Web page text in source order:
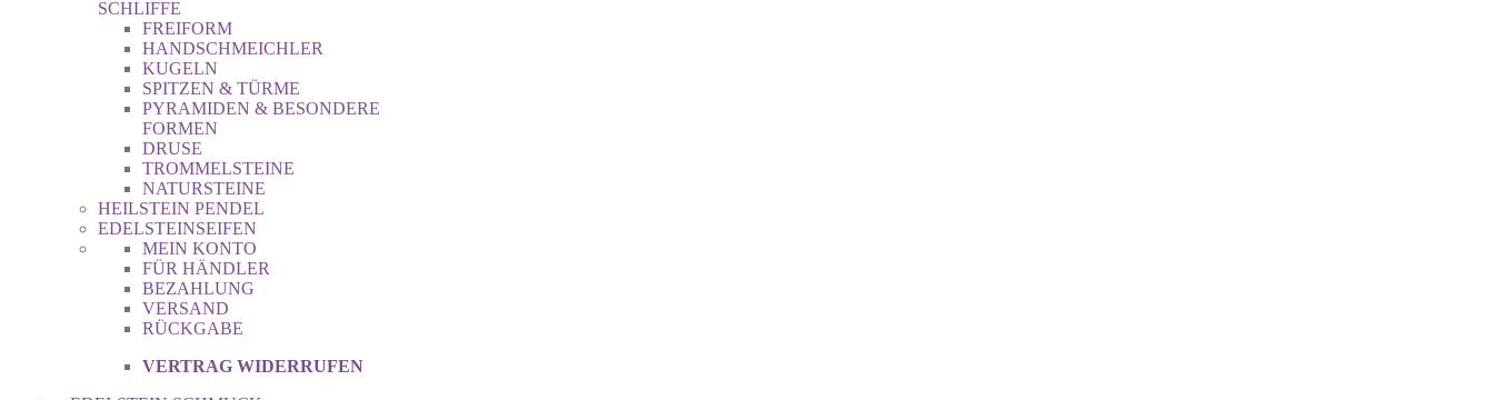
SCHLIFFE
FREIFORM
HANDSCHMEICHLER
KUGELN
SPITZEN & TÜRME
PYRAMIDEN & BESONDERE
FORMEN
DRUSE
TROMMELSTEINE
NATURSTEINE
HEILSTEIN PENDEL
EDELSTEINSEIFEN
MEIN KONTO
FÜR HÄNDLER
BEZAHLUNG
VERSAND
RÜCKGABE
VERTRAG WIDERRUFEN